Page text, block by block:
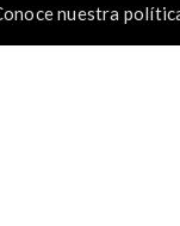
nuestra